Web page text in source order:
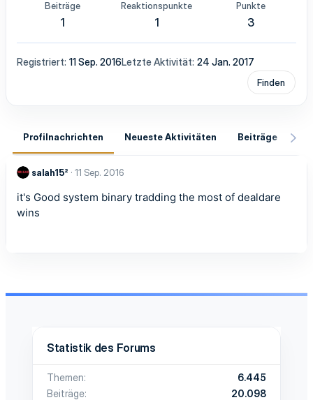
Beiträge
1
Reaktionspunkte
1
Punkte
3
Registriert 11 Sep. 2016Letzte Aktivität 24 Jan. 2017
Finden
Profilnachrichten Neueste Aktivitäten Beiträge
salah15² 11 Sep. 2016
it's Good system binary tradding the most of dealdare
wins
Statistik des Forums
Themen
6.445
Beiträge
20.098